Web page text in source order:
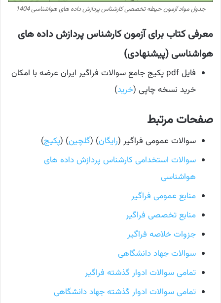
جدول مواد آزمون حیطه تخصصی کارشناس پردازش داده های هواشناسی 1404
معرفی کتاب برای آزمون کارشناس پردازش داده های
هواشناسی (پیشنهادی)
فایل pdf پکیج جامع سوالات فراگیر ایران عرضه با امکان
خرید نسخه چاپی (خرید)
صفحات مرتبط
سوالات عمومی فراگیر (رایگان) (گلچین) (پکیج)
سوالات استخدامی کارشناس پردازش داده های
هواشناسی
منابع عمومی فراگیر
منابع تخصصی فراگیر
جزوات خلاصه فراگیر
سوالات جهاد دانشگاهی
تمامی سوالات ادوار گذشته فراگیر
تمامی سوالات ادوار گذشته جهاد دانشگاهی